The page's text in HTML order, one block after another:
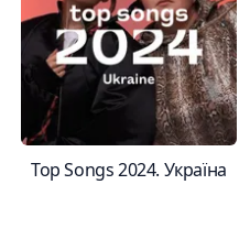
Top Songs 2024. Україна